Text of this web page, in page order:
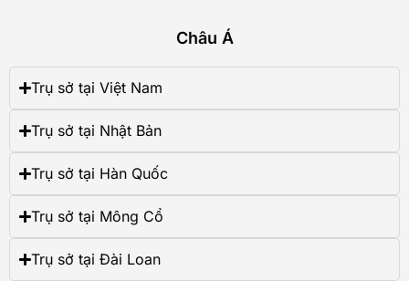
Châu Á
Trụ sở tại Việt Nam
Trụ sở tại Nhật Bản
Trụ sở tại Hàn Quốc
Trụ sở tại Mông Cổ
Trụ sở tại Đài Loan